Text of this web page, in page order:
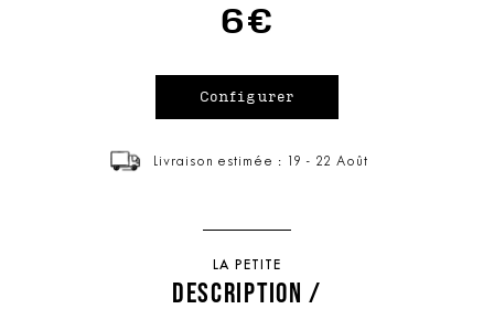
6€
Livraison estimée : 19 - 22 Août
LA PETITE
DESCRIPTION /